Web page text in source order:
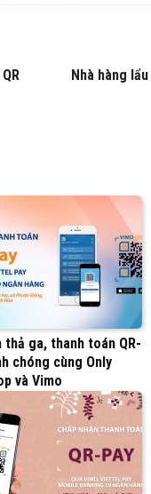
Nhà hàng
thả ga, thanh toán QR-
chóng cùng Only
và Vimo